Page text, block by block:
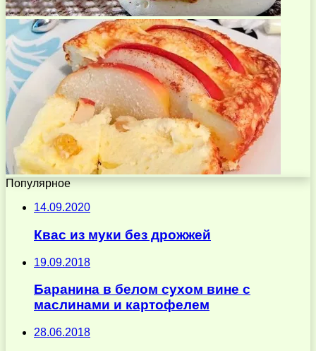
Популярное
14.09.2020
Квас из муки без дрожжей
19.09.2018
Баранина в белом сухом вине с
маслинами и картофелем
28.06.2018